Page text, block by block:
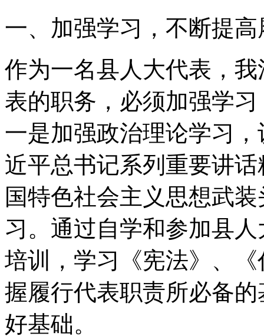
一、加强学习，不断提
作为一名县人大代表，
表的职务，必须加强学
一是加强政治理论学习
近平总书记系列重要讲
国特色社会主义思想武
习。通过自学和参加县
培训，学习《宪法》、
握履行代表职责所必备
好基础。